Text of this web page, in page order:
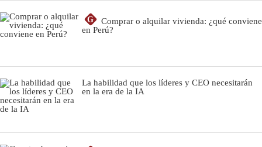
G
Comprar o alquilar vivienda: ¿qué conviene
en Perú?
La habilidad que los líderes y CEO necesitarán
en la era de la IA